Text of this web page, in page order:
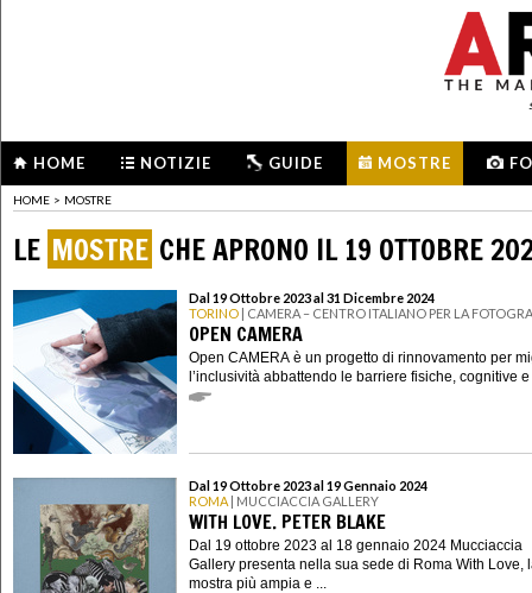
HOME NOTIZIE GUIDE MOSTRE
HOME > MOSTRE
LE MOSTRE CHE APRONO IL 19 OTTOBRE
Dal 19 Ottobre 2023 al 31 Dicembre 2024
TORINO | CAMERA – CENTRO ITALIANO PER LA
OPEN CAMERA
Open CAMERA è un progetto di rinnovamento per
l’inclusività abbattendo le barriere fisiche, cognitive
Dal 19 Ottobre 2023 al 19 Gennaio 2024
ROMA | MUCCIACCIA GALLERY
WITH LOVE. PETER BLAKE
Dal 19 ottobre 2023 al 18 gennaio 2024 Mucciaccia
Gallery presenta nella sua sede di Roma With Love,
mostra più ampia e ...